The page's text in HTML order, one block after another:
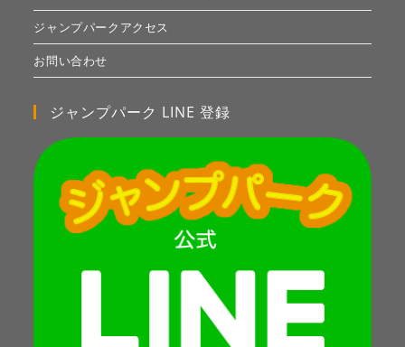
ジャンプパークアクセス
お問い合わせ
ジャンプパーク LINE 登録